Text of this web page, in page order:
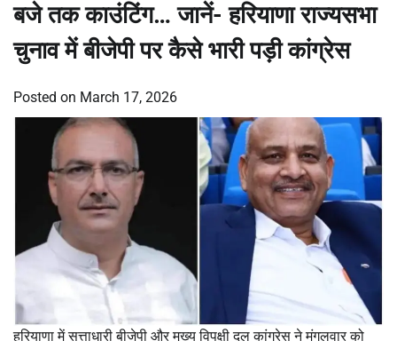
बजे तक काउंटिंग… जानें- हरियाणा राज्यसभा
चुनाव में बीजेपी पर कैसे भारी पड़ी कांग्रेस
Posted on March 17, 2026
हरियाणा में सत्ताधारी बीजेपी और मुख्य विपक्षी दल कांग्रेस ने मंगलवार को